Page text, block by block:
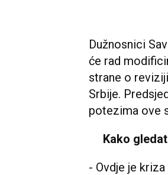
Dužnosnici
će rad
strane o
Srbije.
potezima ove
Kako
- Ovdje je